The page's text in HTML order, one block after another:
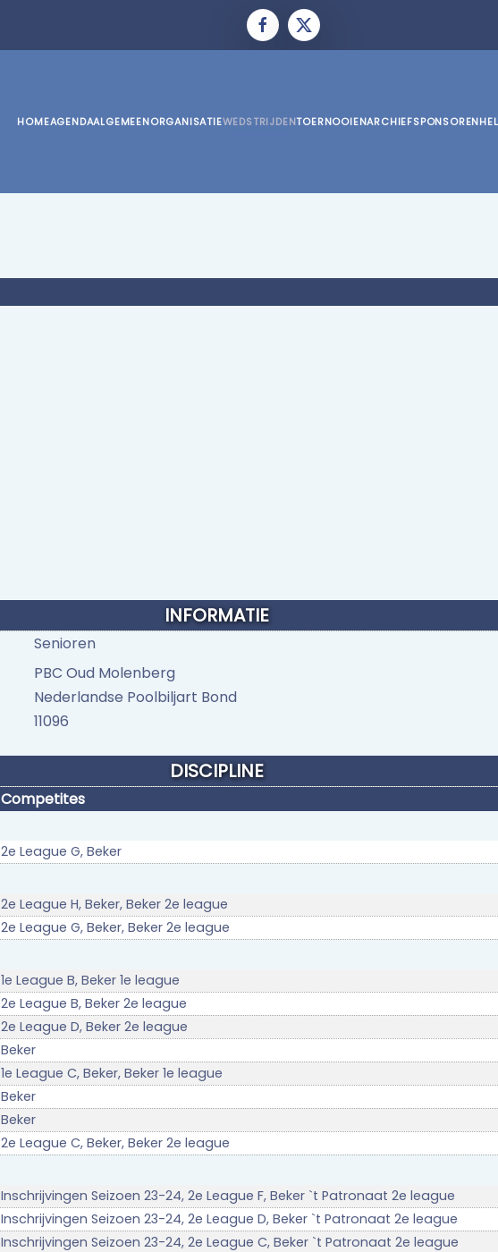
HOMEAGENDAALGEMEENORGANISATIEWEDSTRIJDENTOERNOOIENARCHIEFSPONSOREN
INFORMATIE
Senioren
PBC Oud Molenberg
Nederlandse Poolbiljart Bond
11096
DISCIPLINE
Competites
2e League G, Beker
2e League H, Beker, Beker 2e league
2e League G, Beker, Beker 2e league
1e League B, Beker 1e league
2e League B, Beker 2e league
2e League D, Beker 2e league
Beker
1e League C, Beker, Beker 1e league
Beker
Beker
2e League C, Beker, Beker 2e league
Inschrijvingen Seizoen 23-24, 2e League F, Beker `t Patronaat 2e league
Inschrijvingen Seizoen 23-24, 2e League D, Beker `t Patronaat 2e league
Inschrijvingen Seizoen 23-24, 2e League C, Beker `t Patronaat 2e league